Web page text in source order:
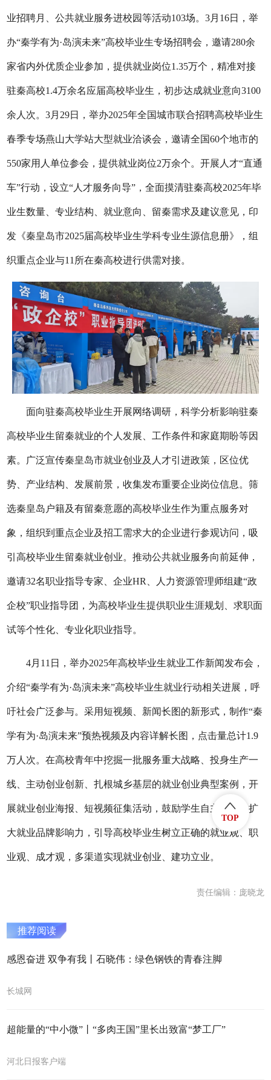
业招聘月、公共就业服务进校园等活动103场。3月16日，举
办“秦学有为·岛演未来”高校毕业生专场招聘会，邀请280余
家省内外优质企业参加，提供就业岗位1.35万个，精准对接
驻秦高校1.4万余名应届高校毕业生，初步达成就业意向3100
余人次。3月29日，举办2025年全国城市联合招聘高校毕业生
春季专场燕山大学站大型就业洽谈会，邀请全国60个地市的
550家用人单位参会，提供就业岗位2万余个。开展人才“直通
车”行动，设立“人才服务向导”，全面摸清驻秦高校2025年毕
业生数量、专业结构、就业意向、留秦需求及建议意见，印
发《秦皇岛市2025届高校毕业生学科专业生源信息册》，组
织重点企业与11所在秦高校进行供需对接。
面向驻秦高校毕业生开展网络调研，科学分析影响驻秦
高校毕业生留秦就业的个人发展、工作条件和家庭期盼等因
素。广泛宣传秦皇岛市就业创业及人才引进政策，区位优
势、产业结构、发展前景，收集发布重要企业岗位信息。筛
选秦皇岛户籍及有留秦意愿的高校毕业生作为重点服务对
象，组织到重点企业及招工需求大的企业进行参观访问，吸
引高校毕业生留秦就业创业。推动公共就业服务向前延伸，
邀请32名职业指导专家、企业HR、人力资源管理师组建“政
企校”职业指导团，为高校毕业生提供职业生涯规划、求职面
试等个性化、专业化职业指导。
4月11日，举办2025年高校毕业生就业工作新闻发布会，
介绍“秦学有为·岛演未来”高校毕业生就业行动相关进展，呼
吁社会广泛参与。采用短视频、新闻长图的新形式，制作“秦
学有为·岛演未来”预热视频及内容详解长图，点击量总计1.9
万人次。在高校青年中挖掘一批服务重大战略、投身生产一
线、主动创业创新、扎根城乡基层的就业创业典型案例，开
展就业创业海报、短视频征集活动，鼓励学生自主参与，扩
大就业品牌影响力，引导高校毕业生树立正确的就业观、职
业观、成才观，多渠道实现就业创业、建功立业。
责任编辑：庞晓龙
推荐阅读
感恩奋进 双争有我丨石晓伟：绿色钢铁的青春注脚
长城网
超能量的“中小微”丨“多肉王国”里长出致富“梦工厂”
河北日报客户端
TOP